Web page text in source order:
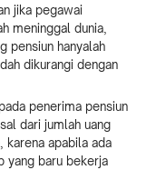
jika pegawai
meninggal dunia,
pensiun hanyalah
dikurangi dengan
penerima pensiun
dari jumlah uang
karena apabila ada
yang baru bekerja